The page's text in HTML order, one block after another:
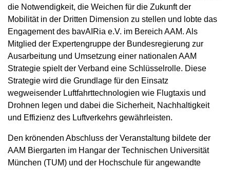
die Notwendigkeit, die Weichen für die Zukunft der
Mobilität in der Dritten Dimension zu stellen und lobte das
Engagement des bavAIRia e.V. im Bereich AAM. Als
Mitglied der Expertengruppe der Bundesregierung zur
Ausarbeitung und Umsetzung einer nationalen AAM
Strategie spielt der Verband eine Schlüsselrolle. Diese
Strategie wird die Grundlage für den Einsatz
wegweisender Luftfahrttechnologien wie Flugtaxis und
Drohnen legen und dabei die Sicherheit, Nachhaltigkeit
und Effizienz des Luftverkehrs gewährleisten.
Den krönenden Abschluss der Veranstaltung bildete der
AAM Biergarten im Hangar der Technischen Universität
München (TUM) und der Hochschule für angewandte